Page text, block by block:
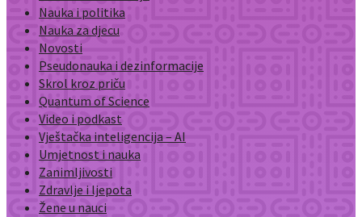
Nauka i politika
Nauka za djecu
Novosti
Pseudonauka i dezinformacije
Skrol kroz priču
Quantum of Science
Video i podkast
Vještačka inteligencija – AI
Umjetnost i nauka
Zanimljivosti
Zdravlje i ljepota
Žene u nauci